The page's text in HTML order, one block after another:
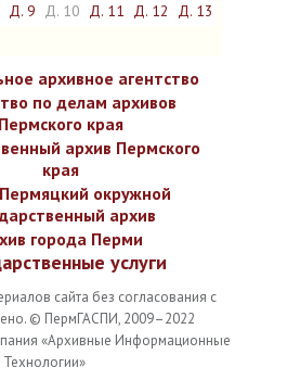
Д. 9 Д. 10 Д. 11 Д. 12
Д. 13
архивное агентство
по делам архивов
Пермского края
архив Пермского
края
окружной
архив
города Перми
услуги
сайта без согласования с
© ПермГАСПИ, 2009–2022
«Архивные Информационные
Технологии»